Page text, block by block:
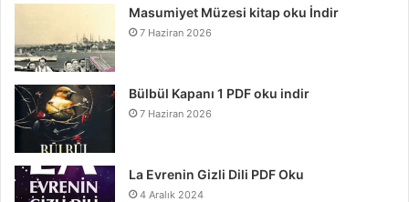
Masumiyet Müzesi kitap oku İndir
7 Haziran 2026
Bülbül Kapanı 1 PDF oku indir
7 Haziran 2026
La Evrenin Gizli Dili PDF Oku
4 Aralık 2024